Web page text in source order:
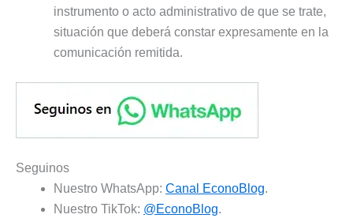
instrumento o acto administrativo de que se trate,
situación que deberá constar expresamente en la
comunicación remitida.
Seguinos
Nuestro WhatsApp: Canal EconoBlog.
Nuestro TikTok: @EconoBlog.